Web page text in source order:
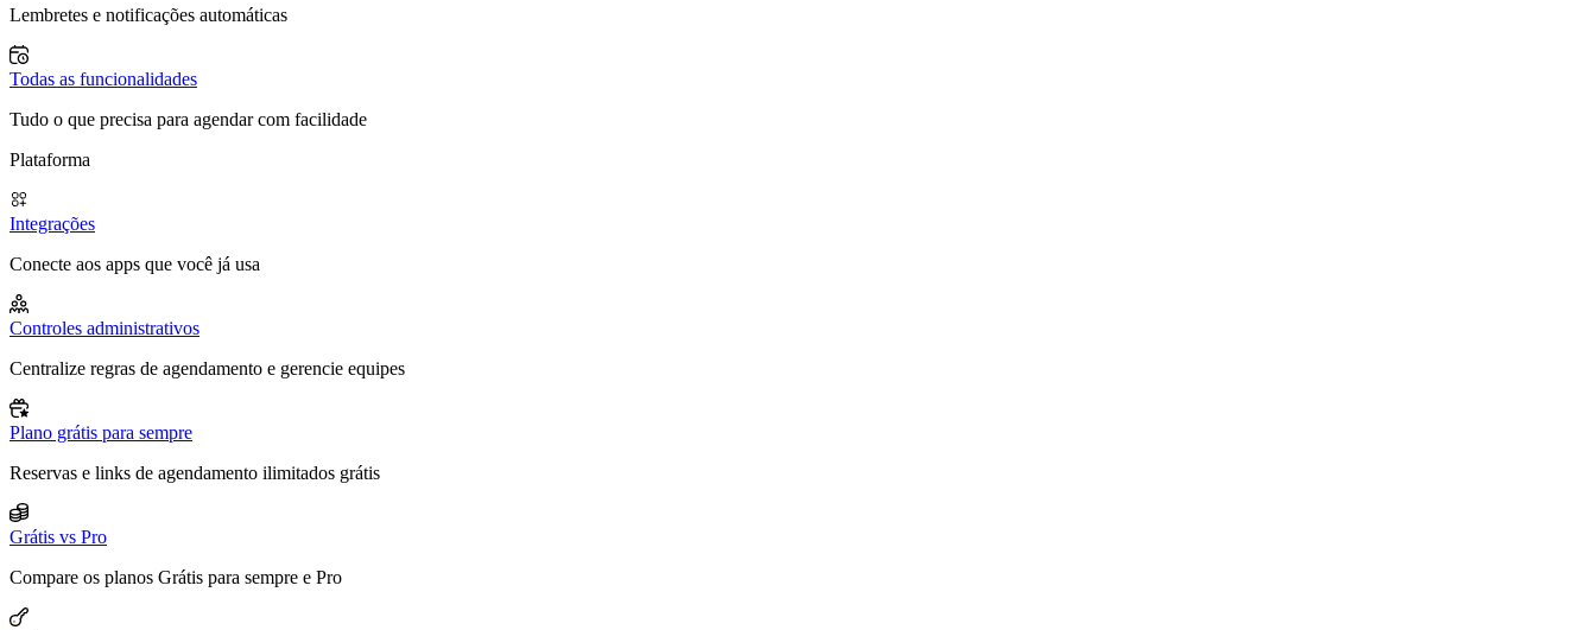
Lembretes e notificações automáticas
Todas as funcionalidades
Tudo o que precisa para agendar com facilidade
Plataforma
Integrações
Conecte aos apps que você já usa
Controles administrativos
Centralize regras de agendamento e gerencie equipes
Plano grátis para sempre
Reservas e links de agendamento ilimitados grátis
Grátis vs Pro
Compare os planos Grátis para sempre e Pro